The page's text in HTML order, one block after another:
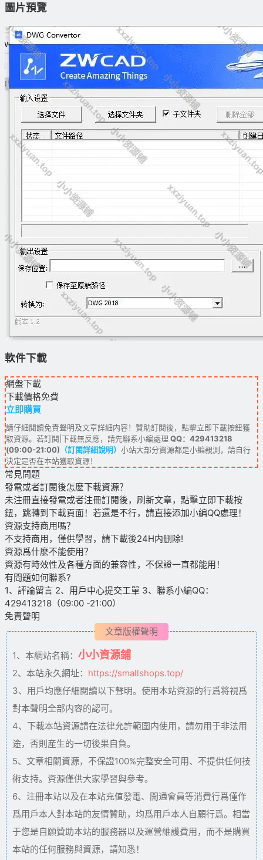
圖片預覽
軟件下載
網盤下載
下載價格免費
立即購買
請仔細閱讀免責聲明及文章詳細内容！贊助訂閱後，點擊立即下載按鈕獲
取資源。若訂閱|下載無反應，請先聯系小編處理 QQ：429413218
(09:00-21:00) （訂閱詳細說明） 小站大部分資源都是小編親測，請自行
決定是否在本站獲取資源！
常見問題
發電或者訂閱後怎麽下載資源？
未注冊直接發電或者注冊訂閱後，刷新文章，點擊立即下載按
鈕，跳轉到下載頁面！若還是不行，請直接添加小編QQ處理！
資源支持商用嗎？
不支持商用，僅供學習，請下載後24H内删除!
資源爲什麽不能使用？
資源有時效性及各種方面的兼容性，不保證一直都能用！
有問題如何聯系?
1、評論留言 2、用戶中心提交工單 3、聯系小編QQ：
429413218（09:00 -21:00）
免責聲明
文章版權聲明
1、本網站名稱： 小小資源鋪
2、本站永久網址： https://smallshops.top/
3、用戶均應仔細閱讀以下聲明。使用本站資源的行爲将視爲
對本聲明全部内容的認可。
4、下載本站資源請在法律允許範圍内使用，請勿用于非法用
途，否則産生的一切後果自負。
5、文章相關資源，不保證100%完整安全可用、不提供任何技
術支持。資源僅供大家學習與參考。
6、注冊本站以及在本站充值發電、開通會員等消費行爲僅作
爲用戶本人對本站的友情贊助，均爲用戶本人自願行爲。相當
于您是自願贊助本站的服務器以及運營維護費用，而不是購買
本站的任何服務與資源，請知悉！